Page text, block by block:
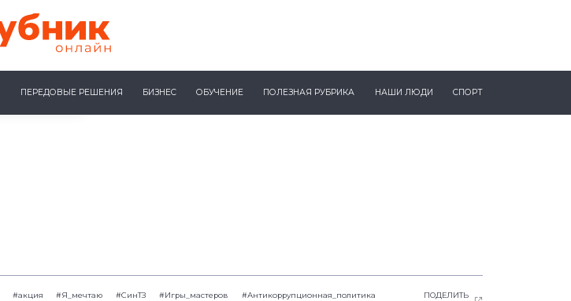
ПЕРЕДОВЫЕ РЕШЕНИЯ БИЗНЕС ОБУЧЕНИЕ ПОЛЕЗНАЯ РУБРИКА НАШИ ЛЮДИ СПОРТ
#акция #Я_мечтаю #СинТЗ #Игры_мастеров
#Антикоррупционная_политика
ПОДЕЛИТЬ